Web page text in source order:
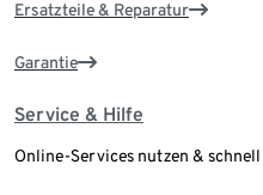
Ersatzteile & Reparatur
Garantie
Service & Hilfe
Online-Services nutzen &